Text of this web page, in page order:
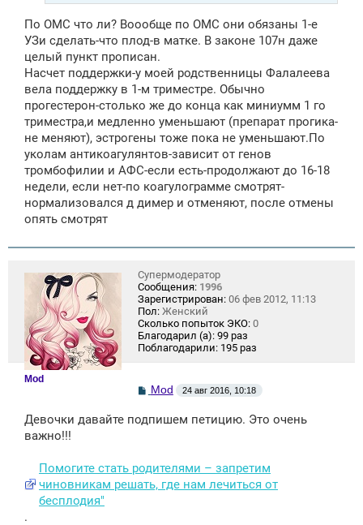
По ОМС что ли? Воообще по ОМС они обязаны 1-е
УЗи сделать-что плод-в матке. В законе 107н даже
целый пункт прописан.
Насчет поддержки-у моей родственницы Фалалеева
вела поддержку в 1-м триместре. Обычно
прогестерон-столько же до конца как миниумм 1 го
триместра,и медленно уменьшают (препарат прогика-
не меняют), эстрогены тоже пока не уменьшают.По
уколам антикоагулянтов-зависит от генов
тромбофилии и АФС-если есть-продолжают до 16-18
недели, если нет-по коагулограмме смотрят-
нормализовался д димер и отменяют, после отмены
опять смотрят
Mod
Супермодератор
Сообщения: 1996
Зарегистрирован: 06 фев 2012, 11:13
Пол: Женский
Сколько попыток ЭКО: 0
Благодарил (а): 99 раз
Поблагодарили: 195 раз
С
о
б
и
Mod 24 авг 2016, 10:18
Девочки давайте подпишем петицию. Это очень
важно!!!
Помогите стать родителями – запретим
чиновникам решать, где нам лечиться от
бесплодия"
.